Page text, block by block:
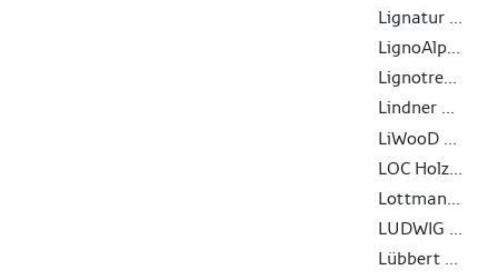
Lignatur AG
LignoAlp DAMIANI-HOLZ&KO AG
Lignotrend Produktions GmbH
Lindner Gipsfaser- und Trockenbauprodukte GmbH
LiWooD Management AG
LOC Holz GmbH
Lottmann Fensterbänke GmbH
LUDWIG SYSTEM GMBH & CO KG
Lübbert Warenhandel GmbH